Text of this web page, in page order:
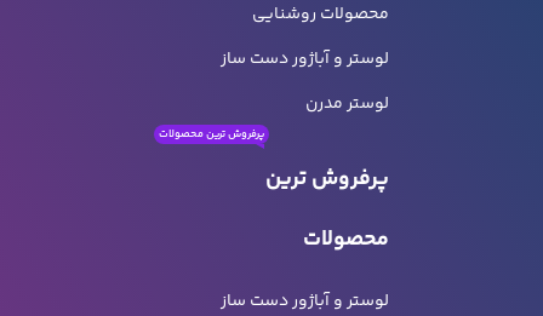
محصولات روشنایی
لوستر و آباژور دست ساز
لوستر مدرن
پرفروش ترین
محصولات
پرفروش ترین محصولات
لوستر و آباژور دست ساز